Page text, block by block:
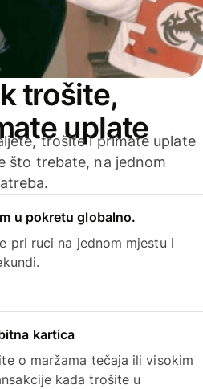
trošite,
uplate
trošite i primate uplate
što trebate, na jednom
u pokretu globalno.
pri ruci na jednom mjestu i
kartica
o maržama tečaja ili visokim
kada trošite u